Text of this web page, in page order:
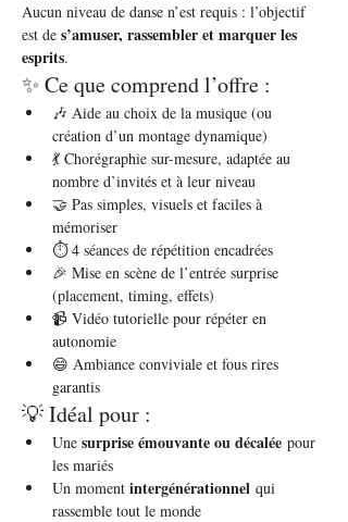
Aucun niveau de danse n’est requis : l’objectif
est de s’amuser, rassembler et marquer les
esprits.
✨ Ce que comprend l’offre :
🎶 Aide au choix de la musique (ou
création d’un montage dynamique)
💃 Chorégraphie sur-mesure, adaptée au
nombre d’invités et à leur niveau
🤝 Pas simples, visuels et faciles à
mémoriser
⏱️ 4 séances de répétition encadrées
🎉 Mise en scène de l’entrée surprise
(placement, timing, effets)
📹 Vidéo tutorielle pour répéter en
autonomie
😄 Ambiance conviviale et fous rires
garantis
💡 Idéal pour :
Une surprise émouvante ou décalée pour
les mariés
Un moment intergénérationnel qui
rassemble tout le monde